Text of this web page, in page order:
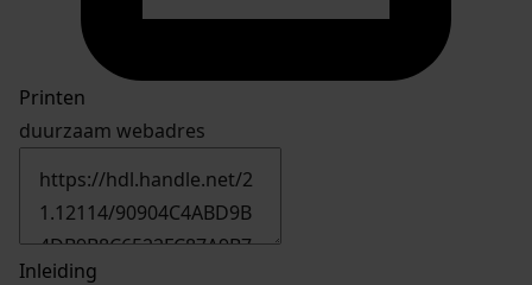
Printen
duurzaam webadres
Inleiding